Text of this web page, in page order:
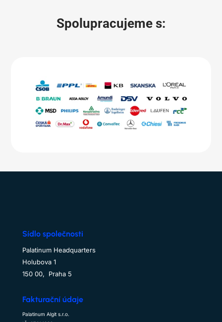
Spolupracujeme s:
Sídlo společnosti
Palatinum Headquarters
Holubova 1
150 00, Praha 5
Fakturační údaje
Palatinum Algit s.r.o.